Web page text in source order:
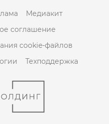
Медиакит
соглашение
cookie-файлов
Техподдержка